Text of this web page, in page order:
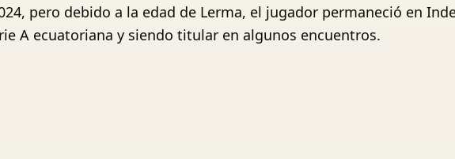
pero debido a la edad de Lerma, el jugador permaneció en
A ecuatoriana y siendo titular en algunos encuentros.